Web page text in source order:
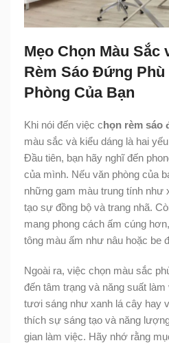
Mẹo Chọn Màu Sắc
Rèm Sáo Đứng
Phòng Của Bạn
Khi nói đến việc chọn rèm sáo
màu sắc và kiểu dáng là hai
Đầu tiên, bạn hãy nghĩ đến
của mình. Nếu văn phòng của
những gam màu trung tính như
tạo sự đồng bộ và trang nhã.
mang phong cách ấm cúng
tông màu ấm như nâu hoặc be
Ngoài ra, việc chọn màu sắc
đến tâm trạng và năng suất
tươi sáng như xanh lá cây hay
thích sự sáng tạo và năng
gian làm việc. Hãy nhớ rằng